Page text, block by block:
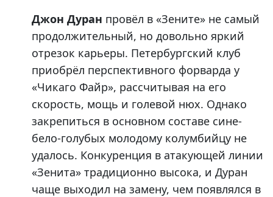
Джон Дуран провёл в «Зените» не самый
продолжительный, но довольно яркий
отрезок карьеры. Петербургский клуб
приобрёл перспективного форварда у
«Чикаго Файр», рассчитывая на его
скорость, мощь и голевой нюх. Однако
закрепиться в основном составе сине-
бело-голубых молодому колумбийцу не
удалось. Конкуренция в атакующей линии
«Зенита» традиционно высока, и Дуран
чаще выходил на замену, чем появлялся в